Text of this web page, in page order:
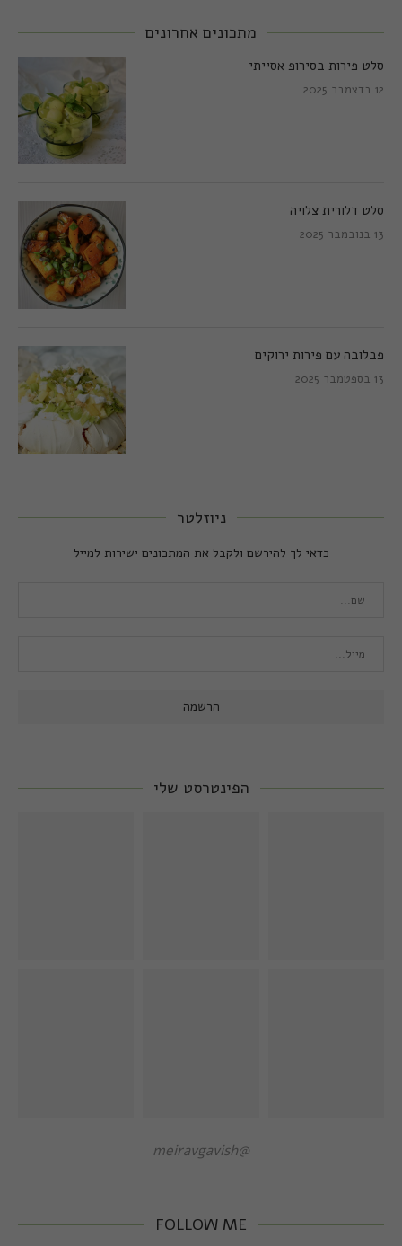
מתכונים אחרונים
סלט פירות בסירופ אסייתי
12 בדצמבר 2025
סלט דלורית צלויה
13 בנובמבר 2025
פבלובה עם פירות ירוקים
13 בספטמבר 2025
ניוזלטר
כדאי לך להירשם ולקבל את המתכונים ישירות למייל
הפינטרסט שלי
@meiravgavish
FOLLOW ME